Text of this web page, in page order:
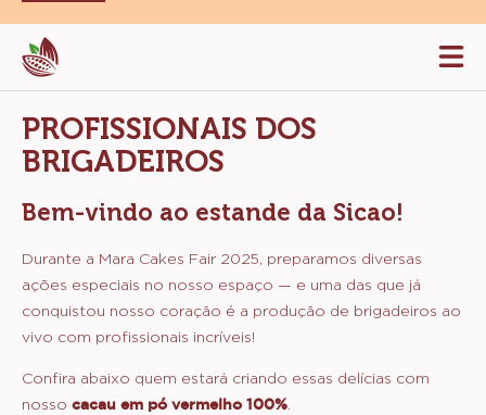
Skip
to
content
PROFISSIONAIS DOS
BRIGADEIROS
Bem-vindo ao estande da Sicao!
Durante a Mara Cakes Fair 2025, preparamos diversas
ações especiais no nosso espaço — e uma das que já
conquistou nosso coração é a produção de brigadeiros ao
vivo com profissionais incríveis!
Confira abaixo quem estará criando essas delícias com
nosso cacau em pó vermelho 100%